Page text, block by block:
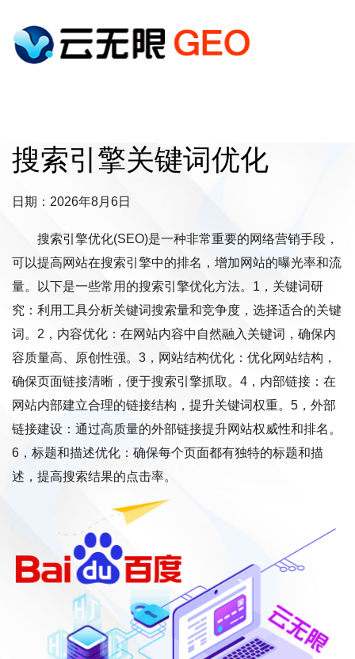
搜索引擎关键词优化
日期：2026年8月6日
搜索引擎优化(SEO)是一种非常重要的网络营销手段，
可以提高网站在搜索引擎中的排名，增加网站的曝光率和流
量。以下是一些常用的搜索引擎优化方法。1，关键词研
究：利用工具分析关键词搜索量和竞争度，选择适合的关键
词。2，内容优化：在网站内容中自然融入关键词，确保内
容质量高、原创性强。3，网站结构优化：优化网站结构，
确保页面链接清晰，便于搜索引擎抓取。4，内部链接：在
网站内部建立合理的链接结构，提升关键词权重。5，外部
链接建设：通过高质量的外部链接提升网站权威性和排名。
6，标题和描述优化：确保每个页面都有独特的标题和描
述，提高搜索结果的点击率。